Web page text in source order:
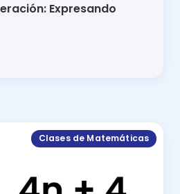
Expresando
Clases de Matemáticas